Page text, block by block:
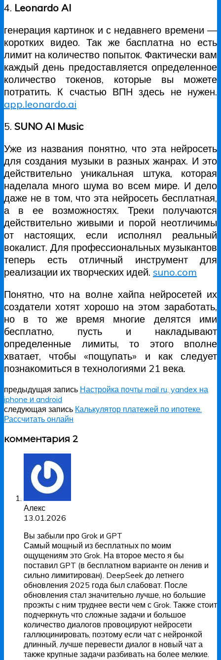
4. Leonardo AI
генерация картинок и с недавнего времени —
коротких видео. Так же басплатна но есть
лимит на количество попыток. Фактически вам
каждый день предоставляется определенное
количество токенов, которые вы можете
потратить. К счастью ВПН здесь не нужен.
app.leonardo.ai
5. SUNO AI Music
Уже из названия понятно, что эта нейросеть
для создания музыки в разных жанрах. И это
действительно уникальная штука, которая
наделала много шума во всем мире. И дело
даже не в том, что эта нейросеть бесплатная,
а в ее возможностях. Треки получаются
действительно живыми и порой неотличимы
от настоящих, если исполнял реальный
вокалист. Для профессиональных музыкантов
теперь есть отличный инструмент для
реализации их творческих идей. suno.com
Понятно, что на волне хайпа нейросетей их
создатели хотят хорошо на этом заработать,
но в то же время многие делятся ими
бесплатно, пусть и накладывают
определенные лимиты, то этого вполне
хватает, чтобы «пощупать» и как следует
познакомиться в технологиями 21 века.
предыдущая запись Настройка почты mail ru, yandex на
iphone и android
следующая запись Калькулятор платежей по ипотеке.
Рассчитать онлайн
комментария 2
Алекс
13.01.2026
Вы забыли про Grok и GPT
Самый мощный из бесплатных по моим
ощущениям это Grok. На второе место я бы
поставил GPT (в бесплатном варианте он ленив и
сильно лимитирован). DeepSeek до летнего
обновления 2025 года был слабоват. После
обновления стал значительно лучше, но большие
проэкты с ним труднее вести чем с Grok. Также стоит
подчеркнуть что сложные задачи и большое
количество диалогов провоцируют нейросети
галлюцинировать, поэтому если чат с нейронкой
длинный, лучше перевести диалог в новый чат а
также крупные задачи разбивать на более мелкие.